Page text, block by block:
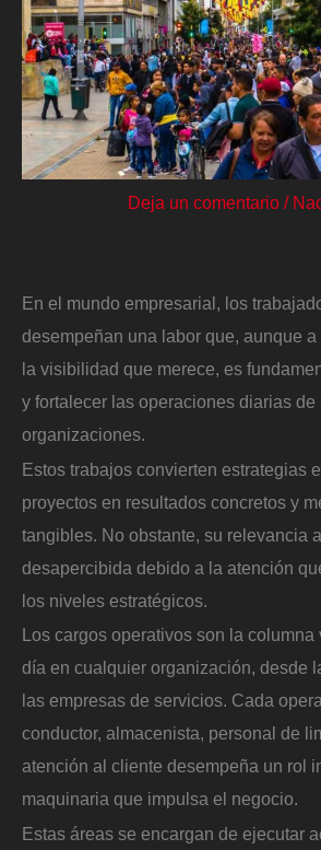
Deja un comentario /
En el mundo empresarial, los
desempeñan una labor que, aunque
la visibilidad que merece, es
y fortalecer las operaciones diarias de
organizaciones.
Estos trabajos convierten estrategias
proyectos en resultados concretos y
tangibles. No obstante, su relevancia
desapercibida debido a la atención
los niveles estratégicos.
Los cargos operativos son la columna
día en cualquier organización, desde
las empresas de servicios. Cada
conductor, almacenista, personal de
atención al cliente desempeña un rol
maquinaria que impulsa el negocio.
Estas áreas se encargan de ejecutar